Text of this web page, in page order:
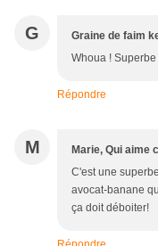
G Graine de faim
Whoua !
Répondre
M Marie, Qui aime
C'est une
avocat-banane
ça doit déboiter!